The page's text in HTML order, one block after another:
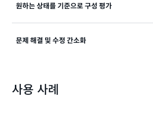
하여 변경 사항 관리를 간소화할 수 있습
원하는 상태를 기준으로 구성 평가
수를 감사하고 평가할 수 있습니다.
문제 해결 및 수정 간소화
사용 사례